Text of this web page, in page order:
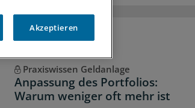
Praxiswissen Geldanlage
Anpassung des Portfolios:
Warum weniger oft mehr ist
Akzeptieren